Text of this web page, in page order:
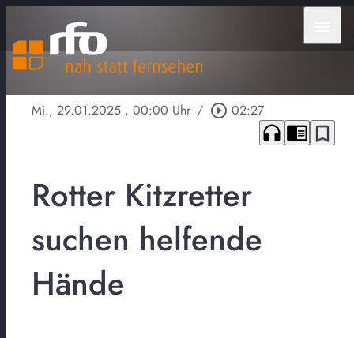
Mi., 29.01.2025 , 00:00 Uhr / play_circle_outline 02:27
headphones chrome_reader_mode bookmark_border
Rotter Kitzretter
suchen helfende
Hände